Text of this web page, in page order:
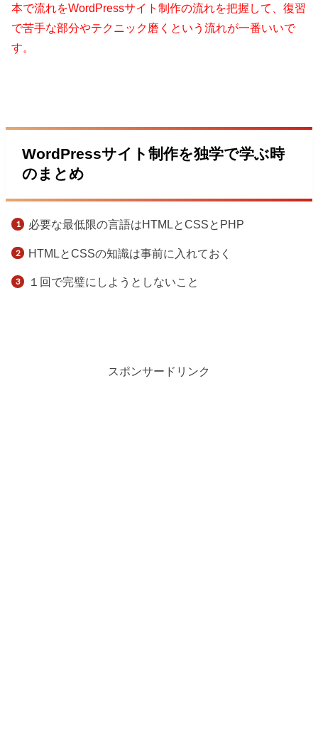
本で流れをWordPressサイト制作の流れを把握して、復習
で苦手な部分やテクニック磨くという流れが一番いいで
す。
WordPressサイト制作を独学で学ぶ時
のまとめ
必要な最低限の言語はHTMLとCSSとPHP
HTMLとCSSの知識は事前に入れておく
１回で完璧にしようとしないこと
スポンサードリンク